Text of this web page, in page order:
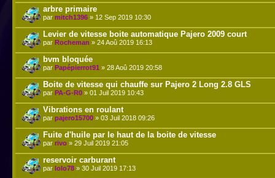
arbre primaire
par mitch1396 » 12 Sep 2019 10:30
Levier de vitesse boite automatique Pajero 2009 court
par Rocheman » 24 Aoû 2019 16:13
bvm bloquée
par Papépierrot91 » 28 Aoû 2019 20:58
Boite de vitesse qui chauffe sur Pajero 2 Long 2.8 GLS
par PA-G-R0 » 01 Juil 2019 10:43
Vibrations en roulant
par pajero15700 » 03 Juil 2018 09:26
Fuite d'huile par le haut de la boite de vitesse
par rivo » 29 Juil 2019 21:05
reservoir carburant
par lolo78 » 30 Juil 2019 17:13